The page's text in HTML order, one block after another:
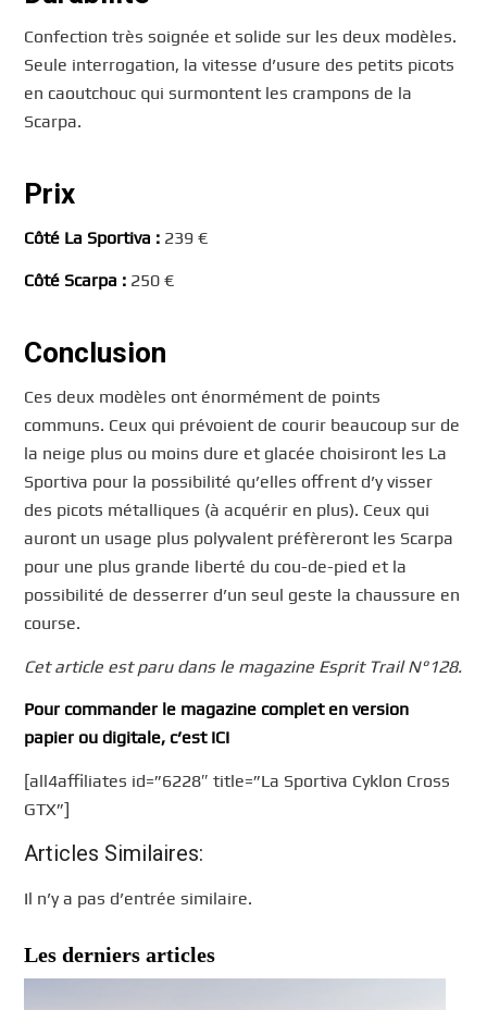
Confection très soignée et solide sur les deux modèles.
Seule interrogation, la vitesse d’usure des petits picots
en caoutchouc qui surmontent les crampons de la
Scarpa.
Prix
Côté La Sportiva : 239 €
Côté Scarpa : 250 €
Conclusion
Ces deux modèles ont énormément de points
communs. Ceux qui prévoient de courir beaucoup sur de
la neige plus ou moins dure et glacée choisiront les La
Sportiva pour la possibilité qu’elles offrent d’y visser
des picots métalliques (à acquérir en plus). Ceux qui
auront un usage plus polyvalent préfèreront les Scarpa
pour une plus grande liberté du cou-de-pied et la
possibilité de desserrer d’un seul geste la chaussure en
course.
Cet article est paru dans le magazine Esprit Trail N°128.
Pour commander le magazine complet en version
papier ou digitale, c’est ICI
[all4affiliates id=”6228″ title=”La Sportiva Cyklon Cross
GTX”]
Articles Similaires:
Il n’y a pas d’entrée similaire.
Les derniers articles